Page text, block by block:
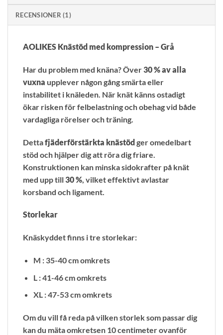
RECENSIONER (1)
AOLIKES Knästöd med kompression – Grå
Har du problem med knäna? Över30 % av alla
vuxna upplever någon gång smärta eller
instabilitet i knäleden. När knät känns ostadigt
ökar risken för felbelastning och obehag vid både
vardagliga rörelser och träning.
Dettafjäderförstärkta knästödger omedelbart
stöd och hjälper dig att röra dig friare.
Konstruktionen kan minska sidokrafter på knät
med upp till30 % , vilket effektivt avlastar
korsband och ligament.
Storlekar
Knäskyddet finns i tre storlekar:
M : 35-40 cm omkrets
L : 41-46 cm omkrets
XL : 47-53 cm omkrets
Om du vill få reda på vilken storlek som passar dig
kan du mäta omkretsen 10 centimeter ovanför